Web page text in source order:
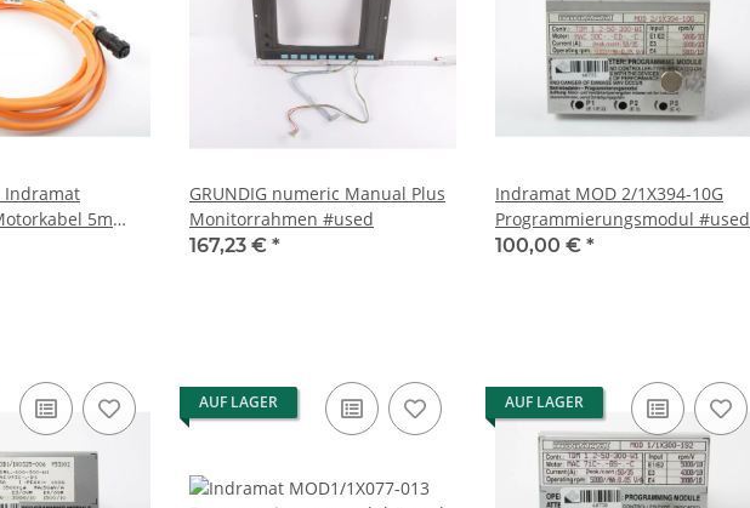
Indramat
GRUNDIG numeric Manual Plus
Monitorrahmen #used
167,23 € *
Indramat MOD 2/1X394-10G
Programmierungsmodul #used
100,00 € *
AUF LAGER AUF LAGER